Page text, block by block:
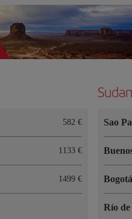
582 €
1133 €
1499 €
Sao
Río